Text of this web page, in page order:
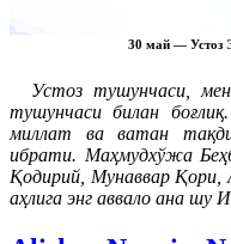
30 май — Устоз
Устоз тушунчаси,
тушунчаси билан
миллат ва ватан
ибрати. Маҳмудхўжа
Қодирий, Мунаввар Қори,
аҳлига энг аввало ана шу